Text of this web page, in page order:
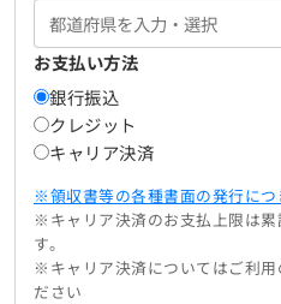
お支払い方法
銀行振込
クレジット
キャリア決済
※領収書等の各種書面の発行に
※キャリア決済のお支払上限は
す。
※キャリア決済についてはご利用
ださい